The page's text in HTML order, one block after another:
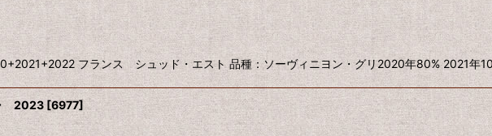
フランス シュッド・エスト 品種：ソーヴィニヨン・グリ2020年80% 2021年
2023 [6977]